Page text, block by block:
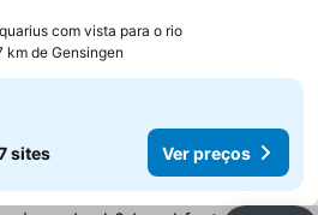
com vista para o rio
km de Gensingen
sites Ver preços